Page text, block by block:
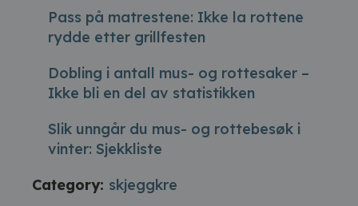
Pass på matrestene: Ikke la rottene
rydde etter grillfesten
Dobling i antall mus- og rottesaker –
Ikke bli en del av statistikken
Slik unngår du mus- og rottebesøk i
vinter: Sjekkliste
Category: skjeggkre